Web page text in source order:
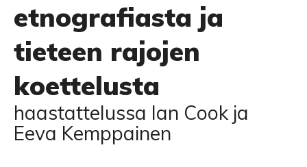
etnografiasta ja
tieteen rajojen
koettelusta
haastattelussa Ian Cook ja
Eeva Kemppainen